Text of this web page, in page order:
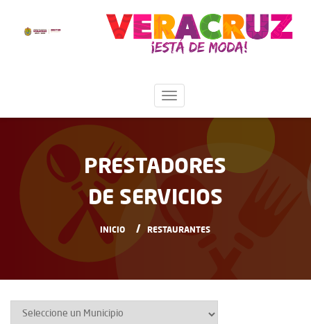
PRESTADORES
DE SERVICIOS
INICIO RESTAURANTES